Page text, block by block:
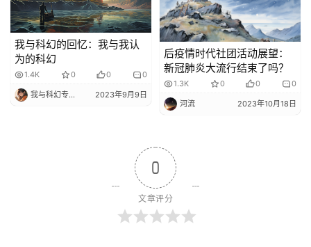
我与科幻的回忆：我与我认
为的科幻
1.4K 0 0 0
我与科幻专栏小编 2023年9月9日
后疫情时代社团活动展望：
新冠肺炎大流行结束了吗？
1.3K 0 0 0
河流 2023年10月18日
0
文章评分